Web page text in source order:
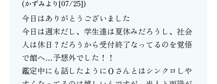
(かずみより[07/25])
今日はありがとうございました
今日は週末だし、学生達は夏休みだろうし、社会
人は休日？だろうから受付終了なってるのを覚悟
で館へ…予想外でした！！
鑑定中にも話したようにＯさんとはシンクロしや